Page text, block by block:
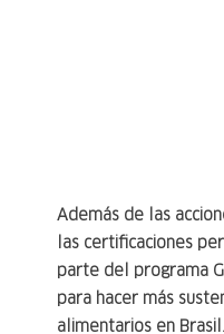
Además de las
las certificaciones
parte del programa
para hacer más
alimentarios en